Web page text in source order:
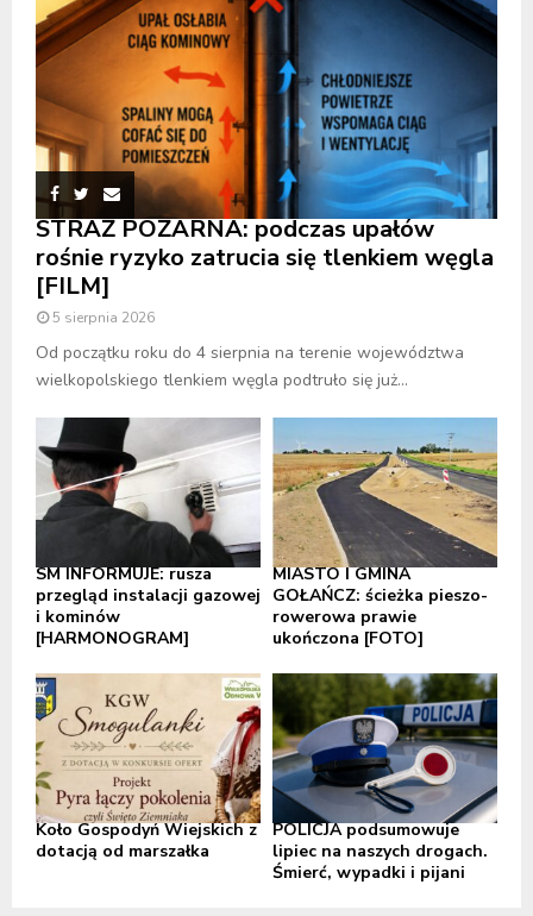
STRAŻ POŻARNA: podczas upałów
rośnie ryzyko zatrucia się tlenkiem węgla
[FILM]
5 sierpnia 2026
Od początku roku do 4 sierpnia na terenie województwa
wielkopolskiego tlenkiem węgla podtruło się już...
SM INFORMUJE: rusza
przegląd instalacji gazowej
i kominów
[HARMONOGRAM]
MIASTO I GMINA
GOŁAŃCZ: ścieżka pieszo-
rowerowa prawie
ukończona [FOTO]
Koło Gospodyń Wiejskich z
dotacją od marszałka
POLICJA podsumowuje
lipiec na naszych drogach.
Śmierć, wypadki i pijani